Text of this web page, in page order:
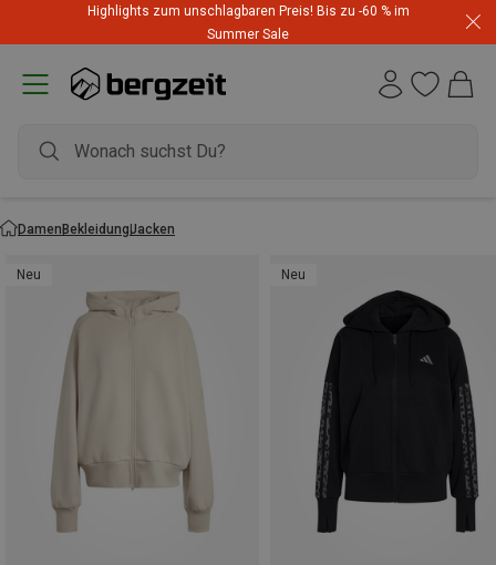
Highlights zum unschlagbaren Preis! Bis zu -60 % im
Summer Sale
DamenBekleidungJacken
Neu Neu